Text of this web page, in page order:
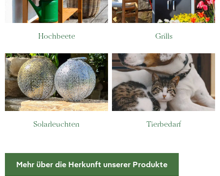
Hochbeete Grills
Solarleuchten Tierbedarf
Mehr über die Herkunft unserer Produkte